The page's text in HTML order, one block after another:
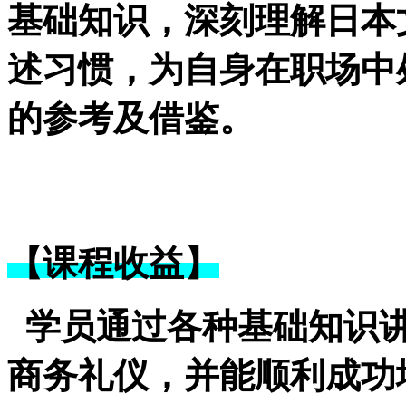
基础知识，深刻理解日
述习惯，为自身在职场
的参考及借鉴。
【课程收益】
学员通过各种基础知识
商务礼仪，并能顺利成